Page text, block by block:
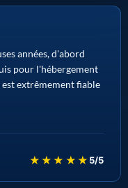
années, d'abord
pour l'hébergement
extrêmement fiable
★★★★★ 5/5